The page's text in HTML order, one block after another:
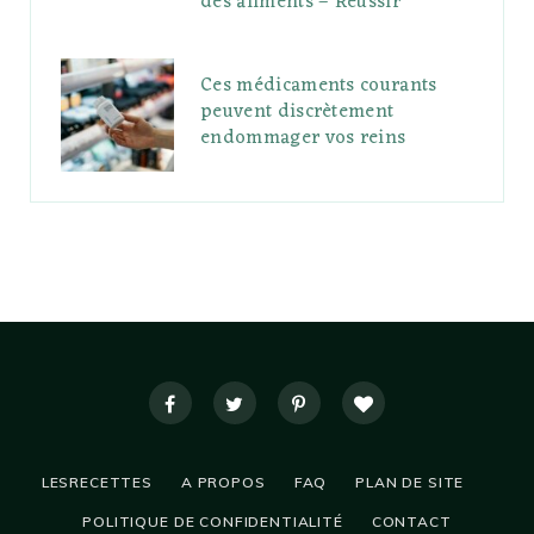
Ces médicaments courants
peuvent discrètement
endommager vos reins
LESRECETTES A PROPOS FAQ PLAN DE SITE
POLITIQUE DE CONFIDENTIALITÉ CONTACT